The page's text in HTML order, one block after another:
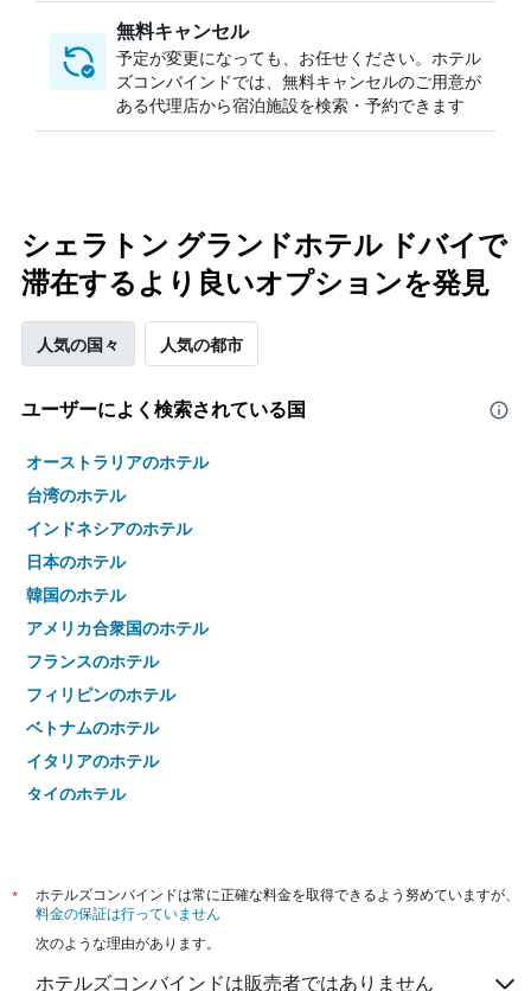
無料キャンセル
予定が変更になっても、お任せください。ホテル
ズコンバインドでは、無料キャンセルのご用意が
ある代理店から宿泊施設を検索・予約できます
シェラトン グランドホテル ドバイで
滞在するより良いオプションを発見
人気の国々 人気の都市
ユーザーによく検索されている国
オーストラリアのホテル
台湾のホテル
インドネシアのホテル
日本のホテル
韓国のホテル
アメリカ合衆国のホテル
フランスのホテル
フィリピンのホテル
ベトナムのホテル
イタリアのホテル
タイのホテル
*
ホテルズコンバインドは常に正確な料金を取得できるよう努めていますが、
料金の保証は行っていません
次のような理由があります。
ホテルズコンバインドは販売者ではありません